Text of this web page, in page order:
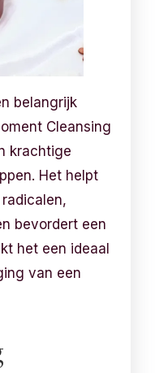
belangrijk
Cleansing
krachtige
Het helpt
bevordert een
het een ideaal
van een